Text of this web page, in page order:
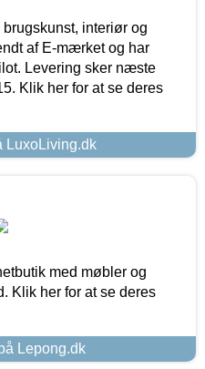
interiør og
af E-mærket og har
Levering sker næste
Klik her for at se deres
LuxoLiving.dk
med møbler og
Klik her for at se deres
Lepong.dk